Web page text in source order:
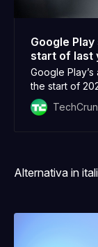
Google
start of last
Google
the start of
marketplace
Alternativa in